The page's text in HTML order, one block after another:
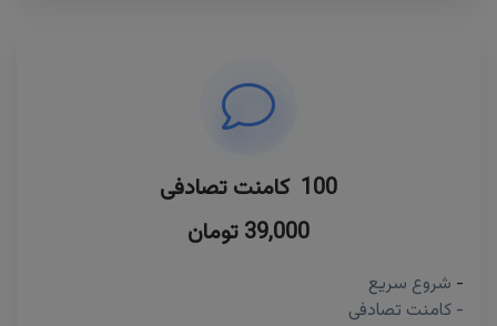
100 کامنت تصادفی
39,000 تومان
- شروع سریع
- کامنت تصادفی